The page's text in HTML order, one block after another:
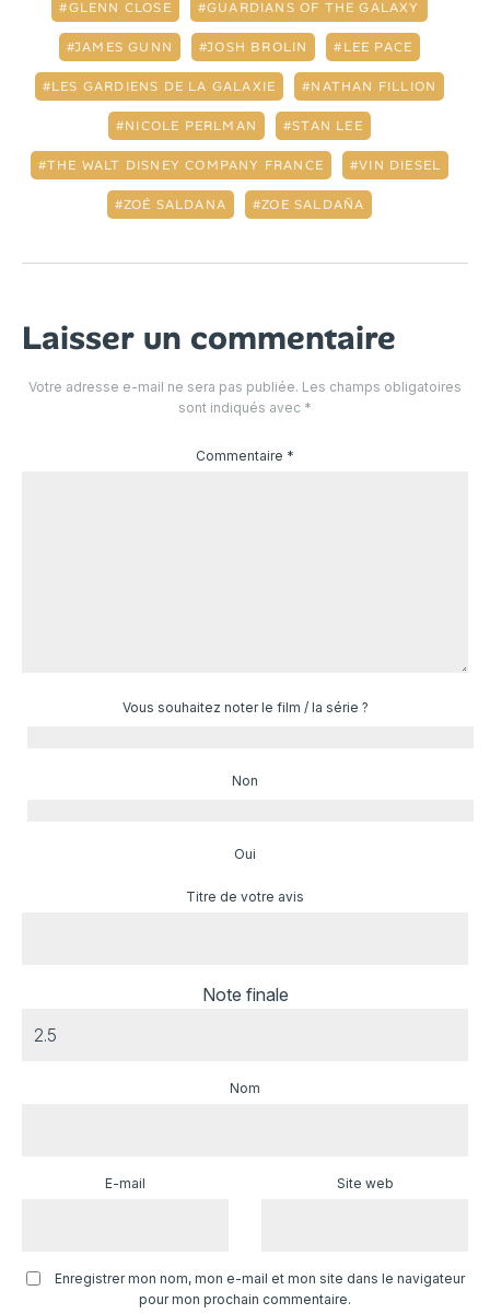
GLENN CLOSE GUARDIANS OF THE GALAXY
JAMES GUNN JOSH BROLIN LEE PACE
LES GARDIENS DE LA GALAXIE NATHAN FILLION
NICOLE PERLMAN STAN LEE
THE WALT DISNEY COMPANY FRANCE VIN DIESEL
ZOÉ SALDANA ZOE SALDAÑA
Laisser un commentaire
Votre adresse e-mail ne sera pas publiée. Les champs obligatoires
sont indiqués avec *
Commentaire *
Vous souhaitez noter le film / la série ?
Non
Oui
Titre de votre avis
Note finale
Nom
E-mail Site web
Enregistrer mon nom, mon e-mail et mon site dans le navigateur
pour mon prochain commentaire.